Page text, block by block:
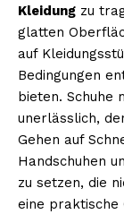
Kleidung zu
glatten
auf
Bedingungen
bieten. Schuhe
unerlässlich,
Gehen auf
Handschuhen
zu setzen, die
eine praktische